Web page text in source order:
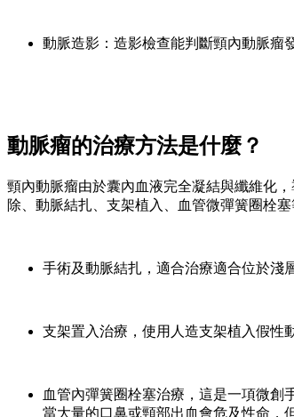
動脈造影：造影檢查能判斷頸內動脈瘤
動脈瘤的治療方法是什麼？
頸內動脈瘤由於囊內血液完全凝結與纖維化
除、動脈結扎、支架植入、血管微彈簧圈栓塞
手術及動脈結扎，適合治療適合位於淺
支架置入治療，使用人造支架植入假性
血管內彈簧圈栓塞治療，這是一項微創
當大量的口鼻或頸部出血會危及性命，